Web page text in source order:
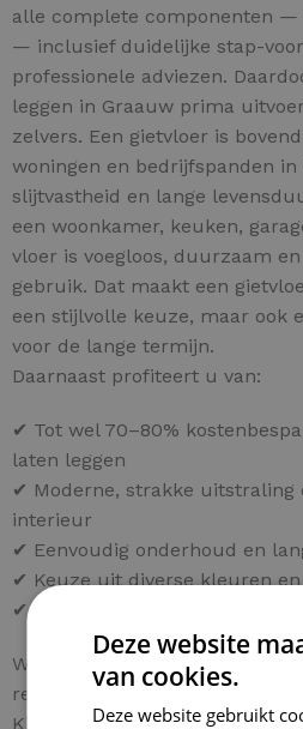
alle complete componenten
— inclusief duidelijke stap-
professionele adviezen.
leggen in Graauw prima
zelvers. Een gietvloer is
woningen en bedrijfspanden
slijtvastheid en lange
een woonkamer, keuken,
vloer is voegloos, duurzaam
gebruik. Dat maakt een
een stijlvolle keuze, maar ook
voor de lange termijn.
Daarnaast profiteert u van:
✔ Tot wel 70–80%
laten leggen
✔ Moderne, strakke uitstraling
interieur
✔ Eenvoudig onderhoud en
✔ Keuze uit diverse kleuren
✔ Persoonlijk advies voor uw
Wilt u ook een hoogwaardige
realiseren tegen een fractie
Kies dan voor een compleet
Deze website
van cookies.
Deze website gebruikt